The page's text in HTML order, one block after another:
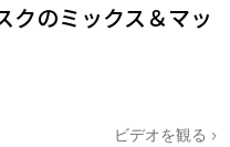
クのミックス＆マッ
ビデオを観る